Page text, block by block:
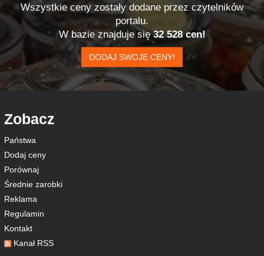
Wszystkie ceny zostały dodane przez czytelników
portalu.
W bazie znajduje się32 528 cen!
DODAJ SWOJE CENY!
Zobacz
Państwa
Dodaj ceny
Porównaj
Średnie zarobki
Reklama
Regulamin
Kontakt
Kanał RSS